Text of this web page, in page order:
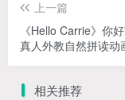
上一篇
《Hello Carrie》你
真人外教自然拼读动
百度网盘下载！
相关推荐